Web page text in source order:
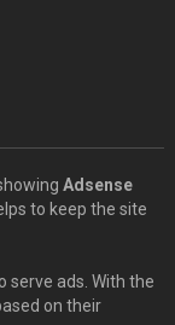
Adsense
to keep the site
serve ads. With the
on their